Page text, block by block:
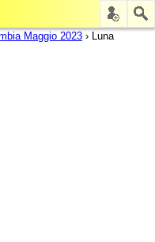
Maggio 2023 › Luna